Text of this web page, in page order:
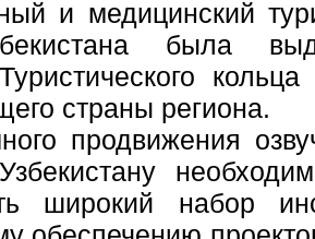
и медицинский
была
страны региона.
продвижения
широкий набор